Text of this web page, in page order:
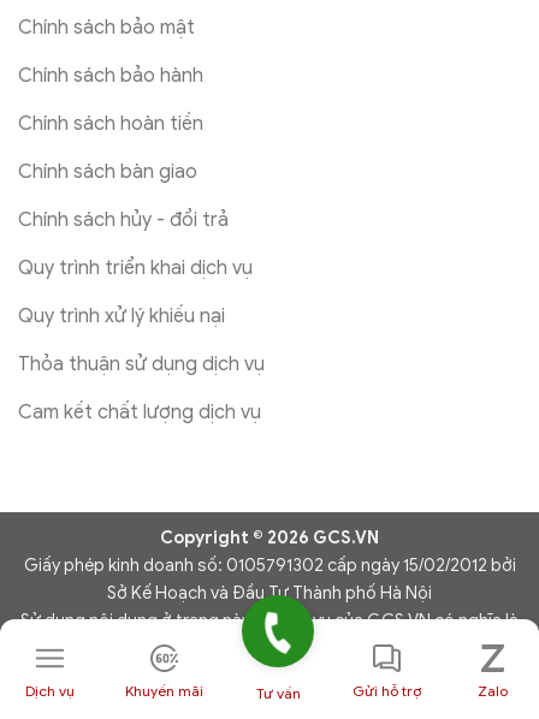
Chính sách bảo mật
Chính sách bảo hành
Chính sách hoàn tiền
Chính sách bàn giao
Chính sách hủy - đổi trả
Quy trình triển khai dịch vụ
Quy trình xử lý khiếu nại
Thỏa thuận sử dụng dịch vụ
Cam kết chất lượng dịch vụ
Copyright © 2026 GCS.VN
Giấy phép kinh doanh số: 0105791302 cấp ngày 15/02/2012 bởi
Sở Kế Hoạch và Đầu Tư Thành phố Hà Nội
Sử dụng nội dung ở trang này và dịch vụ của GCS.VN có nghĩa là
bạn đồng ý với Thỏa thuận sử dụng và Chính sách bảo mật của
Dịch vụ Khuyến mãi Tư vấn Gửi hỗ trợ Zalo